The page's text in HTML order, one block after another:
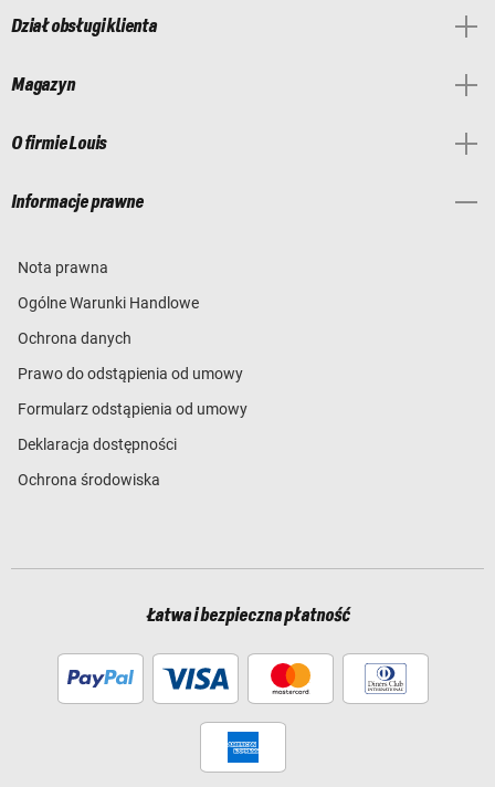
Dział obsługi klienta
Magazyn
O firmie Louis
Informacje prawne
Nota prawna
Ogólne Warunki Handlowe
Ochrona danych
Prawo do odstąpienia od umowy
Formularz odstąpienia od umowy
Deklaracja dostępności
Ochrona środowiska
Łatwa i bezpieczna płatność